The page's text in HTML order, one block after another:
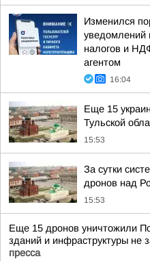
Изменился
уведомлений
налогов и
агентом
16:04
Еще 15
Тульской
15:53
За сутки
дронов над
15:53
Еще 15 дронов уничтожили
зданий и инфраструктуры не
пресса